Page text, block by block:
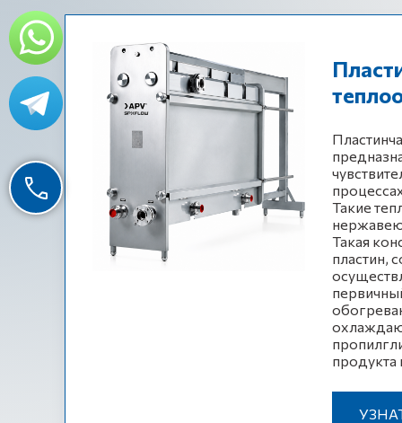
Такие
Такая
пластин,